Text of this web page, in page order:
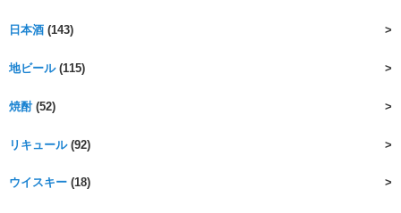
日本酒 (143)
地ビール(115)
焼酎(52)
リキュール(92)
ウイスキー (18)